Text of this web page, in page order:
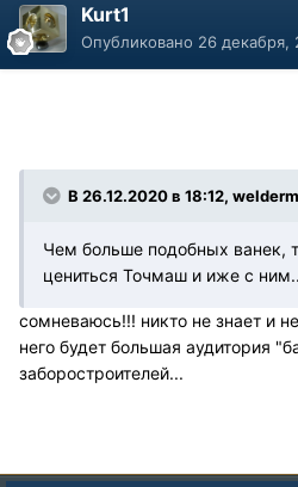
Kurt1
Опубликовано 26 декабря,
В 26.12.2020 в 18:12,
Чем больше подобных ванек,
цениться Точмаш и иже с
сомневаюсь!!! никто не знает и
него будет большая аудитория
заборостроителей...